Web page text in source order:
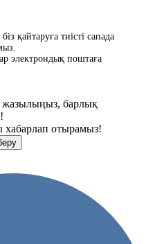
қайтаруға тиісті сапада
электрондық поштаға
жазылыңыз, барлық
хабарлап отырамыз!